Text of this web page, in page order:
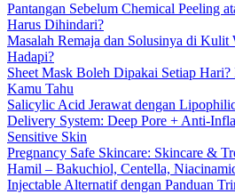
Pantangan Sebelum Chemical Peeling
Harus Dihindari?
Masalah Remaja dan Solusinya di Kulit
Hadapi?
Sheet Mask Boleh Dipakai Setiap Hari?
Kamu Tahu
Salicylic Acid Jerawat dengan
Delivery System: Deep Pore + Anti-
Sensitive Skin
Pregnancy Safe Skincare: Skincare &
Hamil – Bakuchiol, Centella,
Injectable Alternatif dengan Panduan